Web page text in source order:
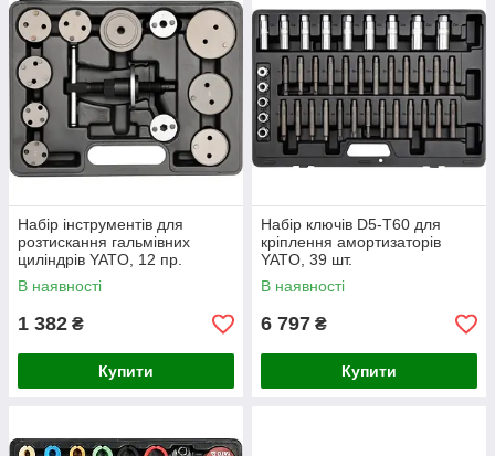
Набір інструментів для
розтискання гальмівних
циліндрів YATO, 12 пр.
В наявності
1 382 ₴
Купити
Набір ключів D5-T60 для
кріплення амортизаторів
YATO, 39 шт.
В наявності
6 797 ₴
Купити